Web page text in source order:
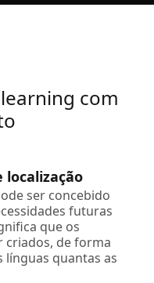
com
localização
ser concebido
futuras
que os
criados, de forma
línguas quantas as